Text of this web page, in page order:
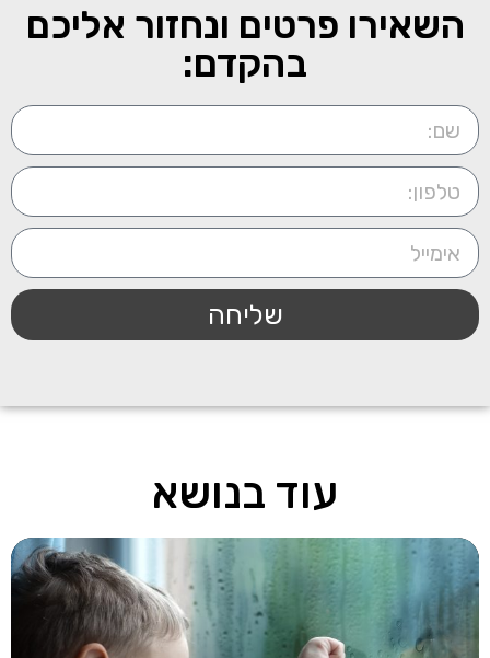
השאירו פרטים ונחזור אליכם
בהקדם:
שליחה
עוד בנושא